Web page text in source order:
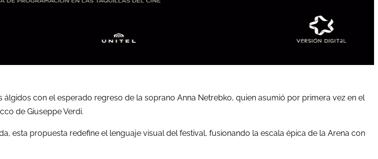
álgidos con el esperado regreso de la soprano Anna Netrebko, quien asumió por primera vez en el
de Giuseppe Verdi.
esta propuesta redefine el lenguaje visual del festival, fusionando la escala épica de la Arena con